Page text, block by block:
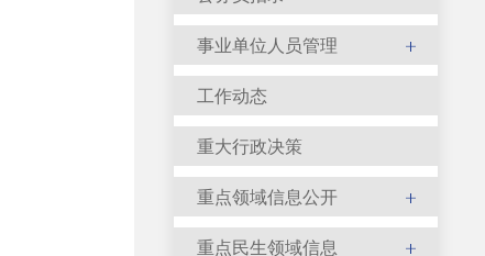
事业单位人员管理
工作动态
重大行政决策
重点领域信息公开
重点民生领域信息